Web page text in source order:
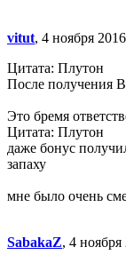
vitut, 4 ноября
Цитата: Плутон
После получения
Это бремя
Цитата: Плутон
даже бонус
запаху
мне было очень
SabakaZ, 4 ноября